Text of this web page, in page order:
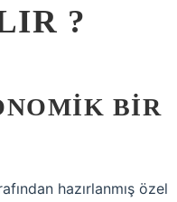
?
BIR
hazırlanmış özel